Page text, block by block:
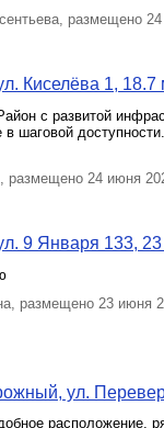
размещено
Киселёва 1, 18.7
с развитой
в шаговой
размещено 24 июня
9 Января 133, 23
размещено 23 июня
ул.
расположение,